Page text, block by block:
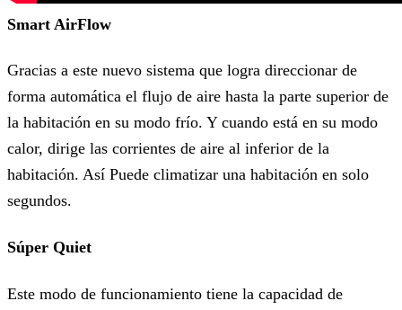
Smart AirFlow
Gracias a este nuevo sistema que logra direccionar de
forma automática el flujo de aire hasta la parte superior de
la habitación en su modo frío. Y cuando está en su modo
calor, dirige las corrientes de aire al inferior de la
habitación. Así Puede climatizar una habitación en solo
segundos.
Súper Quiet
Este modo de funcionamiento tiene la capacidad de